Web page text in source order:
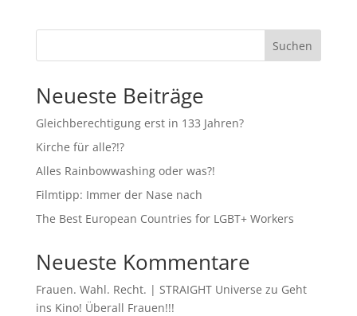
Suchen
Neueste Beiträge
Gleichberechtigung erst in 133 Jahren?
Kirche für alle?!?
Alles Rainbowwashing oder was?!
Filmtipp: Immer der Nase nach
The Best European Countries for LGBT+ Workers
Neueste Kommentare
Frauen. Wahl. Recht. | STRAIGHT Universe zu Geht
ins Kino! Überall Frauen!!!